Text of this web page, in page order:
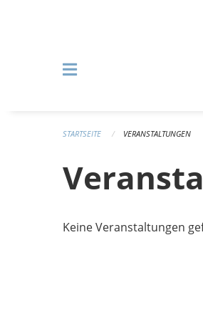
STARTSEITE VERANSTALTUNGEN
Keine Veranstaltungen